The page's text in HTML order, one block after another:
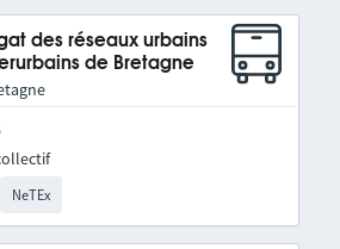
des réseaux urbains
de Bretagne
NeTEx